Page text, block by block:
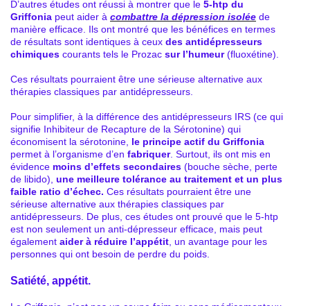
D’autres études ont réussi à montrer que le 5-htp du
Griffonia peut aider à combattre la dépression isolée de
manière efficace. Ils ont montré que les bénéfices en termes
de résultats sont identiques à ceux des antidépresseurs
chimiques courants tels le Prozac sur l’humeur(fluoxétine).
Ces résultats pourraient être une sérieuse alternative aux
thérapies classiques par antidépresseurs.
Pour simplifier, à la différence des antidépresseurs IRS (ce qui
signifie Inhibiteur de Recapture de la Sérotonine) qui
économisent la sérotonine, le principe actif du Griffonia
permet à l’organisme d’en fabriquer. Surtout, ils ont mis en
évidence moins d’effets secondaires (bouche sèche, perte
de libido), une meilleure tolérance au traitement et un plus
faible ratio d’échec. Ces résultats pourraient être une
sérieuse alternative aux thérapies classiques par
antidépresseurs. De plus, ces études ont prouvé que le 5-htp
est non seulement un anti-dépresseur efficace, mais peut
également aider à réduire l’appétit , un avantage pour les
personnes qui ont besoin de perdre du poids.
Satiété, appétit.